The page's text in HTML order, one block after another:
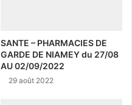
SANTE – PHARMACIES DE
GARDE DE NIAMEY du 27/08
AU 02/09/2022
29 août 2022